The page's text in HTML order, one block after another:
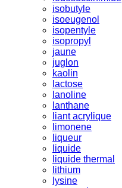
isobutyle
isoeugenol
isopentyle
isopropyl
jaune
juglon
kaolin
lactose
lanoline
lanthane
liant acrylique
limonene
liqueur
liquide
liquide thermal
lithium
lysine